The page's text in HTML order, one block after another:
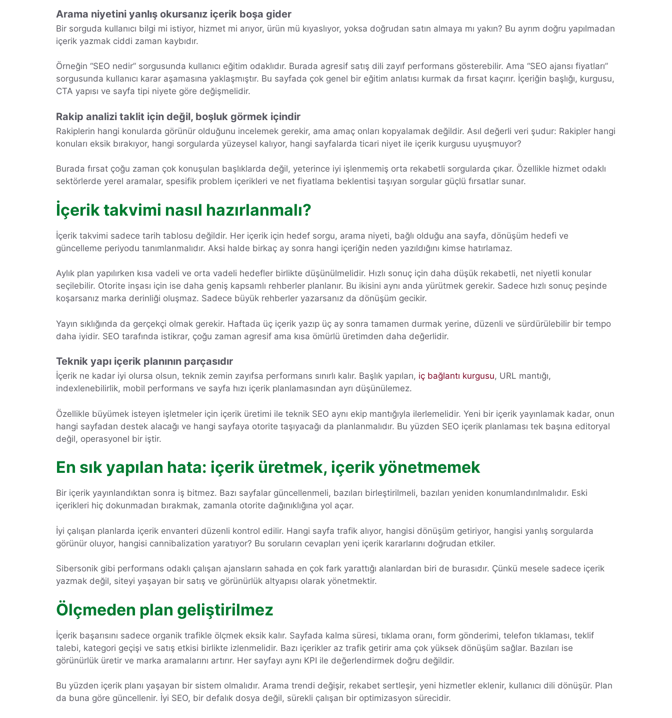
Arama niyetini yanlış okursanız içerik boşa gider
Bir sorguda kullanıcı bilgi mi istiyor, hizmet mi arıyor, ürün mü kıyaslıyor, yoksa doğrudan satın almaya mı yakın? Bu ayrım doğru yapılmadan
içerik yazmak ciddi zaman kaybıdır.
Örneğin “SEO nedir” sorgusunda kullanıcı eğitim odaklıdır. Burada agresif satış dili zayıf performans gösterebilir. Ama “SEO ajansı fiyatları”
sorgusunda kullanıcı karar aşamasına yaklaşmıştır. Bu sayfada çok genel bir eğitim anlatısı kurmak da fırsat kaçırır. İçeriğin başlığı, kurgusu,
CTA yapısı ve sayfa tipi niyete göre değişmelidir.
Rakip analizi taklit için değil, boşluk görmek içindir
Rakiplerin hangi konularda görünür olduğunu incelemek gerekir, ama amaç onları kopyalamak değildir. Asıl değerli veri şudur: Rakipler hangi
konuları eksik bırakıyor, hangi sorgularda yüzeysel kalıyor, hangi sayfalarda ticari niyet ile içerik kurgusu uyuşmuyor?
Burada fırsat çoğu zaman çok konuşulan başlıklarda değil, yeterince iyi işlenmemiş orta rekabetli sorgularda çıkar. Özellikle hizmet odaklı
sektörlerde yerel aramalar, spesifik problem içerikleri ve net fiyatlama beklentisi taşıyan sorgular güçlü fırsatlar sunar.
İçerik takvimi nasıl hazırlanmalı?
İçerik takvimi sadece tarih tablosu değildir. Her içerik için hedef sorgu, arama niyeti, bağlı olduğu ana sayfa, dönüşüm hedefi ve
güncelleme periyodu tanımlanmalıdır. Aksi halde birkaç ay sonra hangi içeriğin neden yazıldığını kimse hatırlamaz.
Aylık plan yapılırken kısa vadeli ve orta vadeli hedefler birlikte düşünülmelidir. Hızlı sonuç için daha düşük rekabetli, net niyetli konular
seçilebilir. Otorite inşası için ise daha geniş kapsamlı rehberler planlanır. Bu ikisini aynı anda yürütmek gerekir. Sadece hızlı sonuç peşinde
koşarsanız marka derinliği oluşmaz. Sadece büyük rehberler yazarsanız da dönüşüm gecikir.
Yayın sıklığında da gerçekçi olmak gerekir. Haftada üç içerik yazıp üç ay sonra tamamen durmak yerine, düzenli ve sürdürülebilir bir tempo
daha iyidir. SEO tarafında istikrar, çoğu zaman agresif ama kısa ömürlü üretimden daha değerlidir.
Teknik yapı içerik planının parçasıdır
İçerik ne kadar iyi olursa olsun, teknik zemin zayıfsa performans sınırlı kalır. Başlık yapıları, iç bağlantı kurgusu, URL mantığı,
indexlenebilirlik, mobil performans ve sayfa hızı içerik planlamasından ayrı düşünülemez.
Özellikle büyümek isteyen işletmeler için içerik üretimi ile teknik SEO aynı ekip mantığıyla ilerlemelidir. Yeni bir içerik yayınlamak kadar, onun
hangi sayfadan destek alacağı ve hangi sayfaya otorite taşıyacağı da planlanmalıdır. Bu yüzden SEO içerik planlaması tek başına editoryal
değil, operasyonel bir iştir.
En sık yapılan hata: içerik üretmek, içerik yönetmemek
Bir içerik yayınlandıktan sonra iş bitmez. Bazı sayfalar güncellenmeli, bazıları birleştirilmeli, bazıları yeniden konumlandırılmalıdır. Eski
içerikleri hiç dokunmadan bırakmak, zamanla otorite dağınıklığına yol açar.
İyi çalışan planlarda içerik envanteri düzenli kontrol edilir. Hangi sayfa trafik alıyor, hangisi dönüşüm getiriyor, hangisi yanlış sorgularda
görünür oluyor, hangisi cannibalization yaratıyor? Bu soruların cevapları yeni içerik kararlarını doğrudan etkiler.
Sibersonik gibi performans odaklı çalışan ajansların sahada en çok fark yarattığı alanlardan biri de burasıdır. Çünkü mesele sadece içerik
yazmak değil, siteyi yaşayan bir satış ve görünürlük altyapısı olarak yönetmektir.
Ölçmeden plan geliştirilmez
İçerik başarısını sadece organik trafikle ölçmek eksik kalır. Sayfada kalma süresi, tıklama oranı, form gönderimi, telefon tıklaması, teklif
talebi, kategori geçişi ve satış etkisi birlikte izlenmelidir. Bazı içerikler az trafik getirir ama çok yüksek dönüşüm sağlar. Bazıları ise
görünürlük üretir ve marka aramalarını artırır. Her sayfayı aynı KPI ile değerlendirmek doğru değildir.
Bu yüzden içerik planı yaşayan bir sistem olmalıdır. Arama trendi değişir, rekabet sertleşir, yeni hizmetler eklenir, kullanıcı dili dönüşür. Plan
da buna göre güncellenir. İyi SEO, bir defalık dosya değil, sürekli çalışan bir optimizasyon sürecidir.